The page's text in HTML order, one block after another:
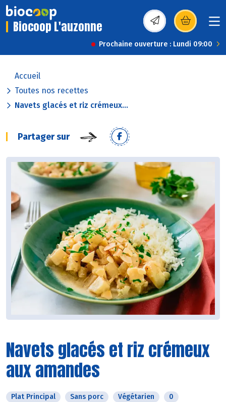
Biocoop L'auzonne (s’ouvre dans une
Prochaine ouverture : Lundi 09:00
Accueil
Toutes nos recettes
Navets glacés et riz crémeux...
Partager sur
Navets glacés et riz crémeux
aux amandes
Plat Principal Sans porc Végétarien 0